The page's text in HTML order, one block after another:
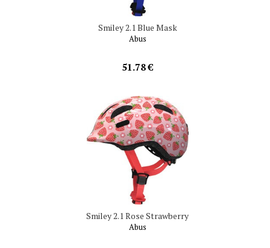
Smiley 2.1 Blue Mask
Abus
51.78 €
Smiley 2.1 Rose Strawberry
Abus